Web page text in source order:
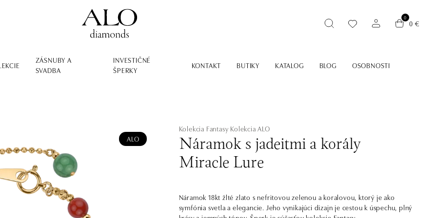
0
0 €
ZÁSNUBY A
SVADBA
INVESTIČNÉ
ŠPERKY
KONTAKT BUTIKY KATALOG BLOG OSOBNOSTI
ALO
Kolekcia Fantasy Kolekcia ALO
Náramok s jadeitmi a korály
Miracle Lure
Náramok 18kt žlté zlato s nefritovou zelenou a koralovou, ktorý je ako
symfónia svetla a elegancie. Jeho vynikajúci dizajn je cestou k úspechu, plný